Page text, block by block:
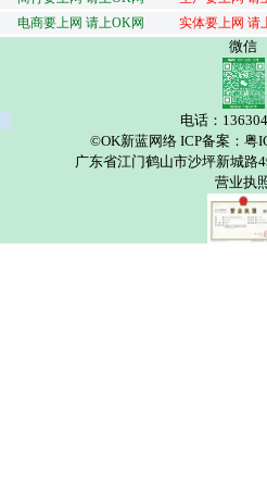
电商要上网 请上OK网
实体要上网 请
微信
电话：
©OK新蓝网络 ICP备案：粤
广东省江门鹤山市沙坪新城路
营业执